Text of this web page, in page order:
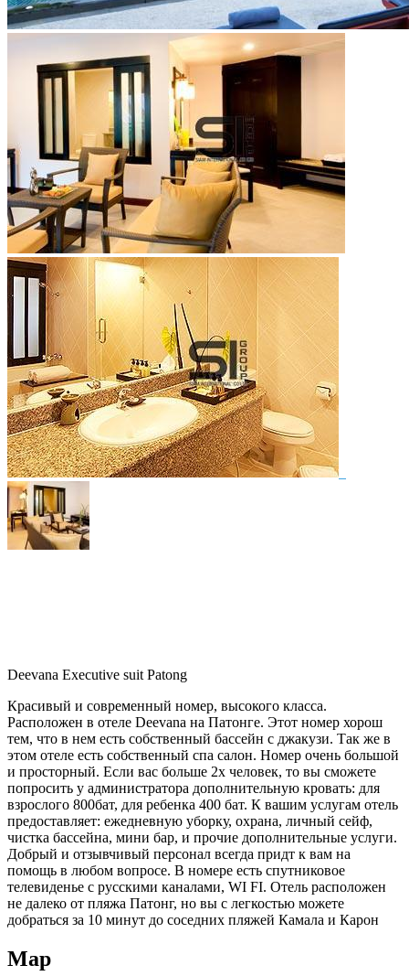
Deevana Executive suit Patong
Красивый и современный номер, высокого класса.
Расположен в отеле Deevana на Патонге. Этот номер хорош
тем, что в нем есть собственный бассейн с джакузи. Так же в
этом отеле есть собственный спа салон. Номер очень большой
и просторный. Если вас больше 2х человек, то вы сможете
попросить у администратора дополнительную кровать: для
взрослого 800бат, для ребенка 400 бат. К вашим услугам отель
предоставляет: ежедневную уборку, охрана, личный сейф,
чистка бассейна, мини бар, и прочие дополнительные услуги.
Добрый и отзывчивый персонал всегда придт к вам на
помощь в любом вопросе. В номере есть спутниковое
телевиденье с русскими каналами, WI FI. Отель расположен
не далеко от пляжа Патонг, но вы с легкостью можете
добраться за 10 минут до соседних пляжей Камала и Карон
Map